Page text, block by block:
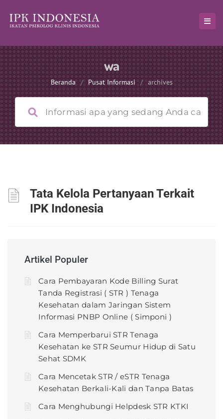
wa
Beranda / Pusat Informasi / archives
Tata Kelola Pertanyaan Terkait
IPK Indonesia
Artikel Populer
Cara Pembayaran Kode Billing Surat
Tanda Registrasi ( STR ) Tenaga
Kesehatan dalam Jaringan Sistem
Informasi PNBP Online ( Simponi )
Cara Memperbarui STR Tenaga
Kesehatan ke STR Seumur Hidup di Satu
Sehat SDMK
Cara Mencetak STR / eSTR Tenaga
Kesehatan Berkali-Kali dan Tanpa Batas
Cara Menghubungi Helpdesk STR KTKI